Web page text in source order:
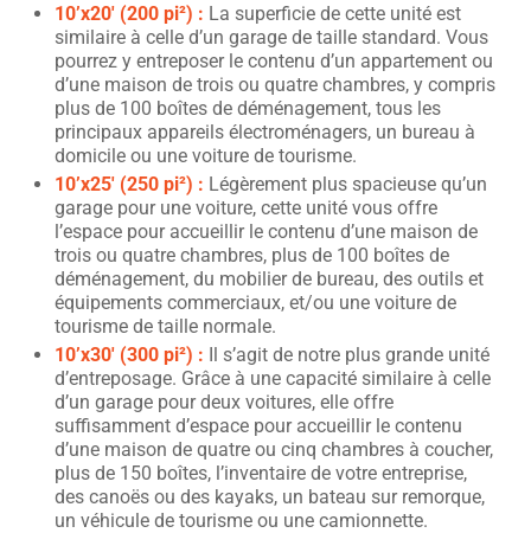
10’x20′ (200 pi²) : La superficie de cette unité est
similaire à celle d’un garage de taille standard. Vous
pourrez y entreposer le contenu d’un appartement ou
d’une maison de trois ou quatre chambres, y compris
plus de 100 boîtes de déménagement, tous les
principaux appareils électroménagers, un bureau à
domicile ou une voiture de tourisme.
10’x25′ (250 pi²) : Légèrement plus spacieuse qu’un
garage pour une voiture, cette unité vous offre
l’espace pour accueillir le contenu d’une maison de
trois ou quatre chambres, plus de 100 boîtes de
déménagement, du mobilier de bureau, des outils et
équipements commerciaux, et/ou une voiture de
tourisme de taille normale.
10’x30′ (300 pi²) : Il s’agit de notre plus grande unité
d’entreposage. Grâce à une capacité similaire à celle
d’un garage pour deux voitures, elle offre
suffisamment d’espace pour accueillir le contenu
d’une maison de quatre ou cinq chambres à coucher,
plus de 150 boîtes, l’inventaire de votre entreprise,
des canoës ou des kayaks, un bateau sur remorque,
un véhicule de tourisme ou une camionnette.